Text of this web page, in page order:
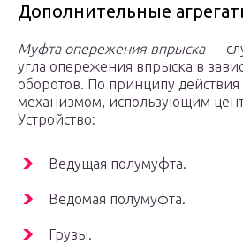
Дополнительные
Муфта опережения впрыска—
угла опережения впрыска в
оборотов. По принципу действия
механизмом, использующим
Устройство:
Ведущая полумуфта.
Ведомая полумуфта.
Грузы.